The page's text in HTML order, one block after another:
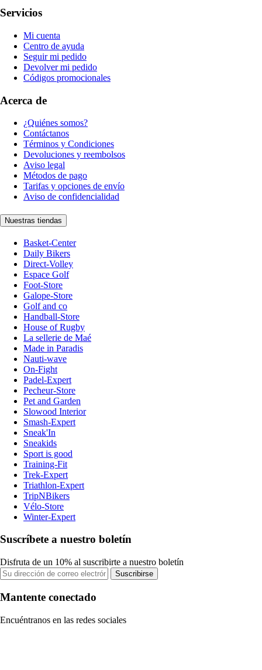
Servicios
Mi cuenta
Centro de ayuda
Seguir mi pedido
Devolver mi pedido
Códigos promocionales
Acerca de
¿Quiénes somos?
Contáctanos
Términos y Condiciones
Devoluciones y reembolsos
Aviso legal
Métodos de pago
Tarifas y opciones de envío
Aviso de confidencialidad
Nuestras tiendas
Basket-Center
Daily Bikers
Direct-Volley
Espace Golf
Foot-Store
Galope-Store
Golf and co
Handball-Store
House of Rugby
La sellerie de Maé
Made in Paradis
Nauti-wave
On-Fight
Padel-Expert
Pecheur-Store
Pet and Garden
Slowood Interior
Smash-Expert
Sneak'In
Sneakids
Sport is good
Training-Fit
Trek-Expert
Triathlon-Expert
TripNBikers
Vélo-Store
Winter-Expert
Suscríbete a nuestro boletín
Disfruta de un 10% al suscribirte a nuestro boletín
Suscribirse
Mantente conectado
Encuéntranos en las redes sociales